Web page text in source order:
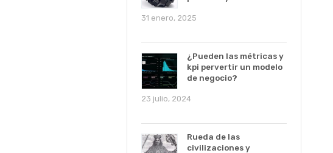
31 enero, 2025
¿Pueden las métricas y
kpi pervertir un modelo
de negocio?
23 julio, 2024
Rueda de las
civilizaciones y